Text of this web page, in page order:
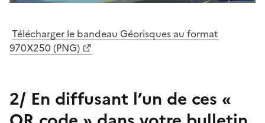
Télécharger le bandeau Géorisques au format
970X250 (PNG)
2/ En diffusant l’un de ces «